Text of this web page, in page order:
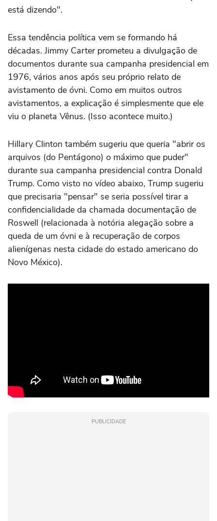
está dizendo".
Essa tendência política vem se formando há
décadas. Jimmy Carter prometeu a divulgação de
documentos durante sua campanha presidencial em
1976, vários anos após seu próprio relato de
avistamento de óvni. Como em muitos outros
avistamentos, a explicação é simplesmente que ele
viu o planeta Vênus. (Isso acontece muito.)
Hillary Clinton também sugeriu que queria "abrir os
arquivos (do Pentágono) o máximo que puder"
durante sua campanha presidencial contra Donald
Trump. Como visto no vídeo abaixo, Trump sugeriu
que precisaria "pensar" se seria possível tirar a
confidencialidade da chamada documentação de
Roswell (relacionada à notória alegação sobre a
queda de um óvni e à recuperação de corpos
alienígenas nesta cidade do estado americano do
Novo México).
PUBLICIDADE